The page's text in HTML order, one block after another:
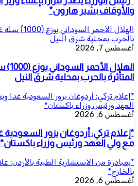
والأوقاف بشير هارون*
الهلال الأحمر
بالحرب بمحلية شرق النيل
أغسطس 7, 2026
المتأثرة بالحرب بمحلية شرق النيل
*إعلام تركي: أردوغان يزور السعودية غدا
العهد ورئيس وزراء باكستان*
أغسطس 6, 2026
*إعلام تركي: أردوغان يزور السعودية
مع ولي العهد ورئيس وزراء باكستان*
*بمبادرة من الاستشارية الطبية بالأردن:
بالخارج*
أغسطس 6, 2026